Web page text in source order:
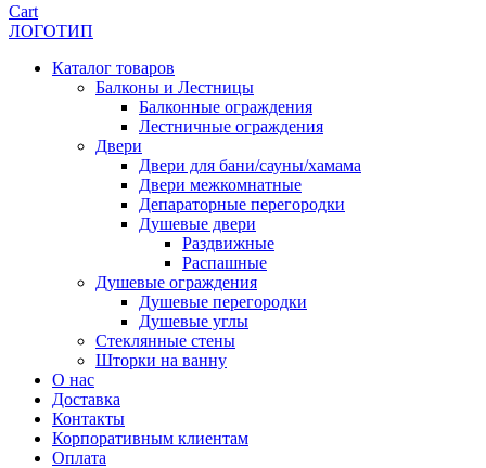
Cart
ЛОГОТИП
Каталог товаров
Балконы и Лестницы
Балконные ограждения
Лестничные ограждения
Двери
Двери для бани/сауны/хамама
Двери межкомнатные
Депараторные перегородки
Душевые двери
Раздвижные
Распашные
Душевые ограждения
Душевые перегородки
Душевые углы
Стеклянные стены
Шторки на ванну
О нас
Доставка
Контакты
Корпоративным клиентам
Оплата